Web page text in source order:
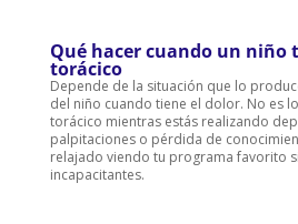
Qué hacer cuando un niño
torácico
Depende de la situación que lo
del niño cuando tiene el dolor. No es
torácico mientras estás realizando
palpitaciones o pérdida de
relajado viendo tu programa favorito
incapacitantes.